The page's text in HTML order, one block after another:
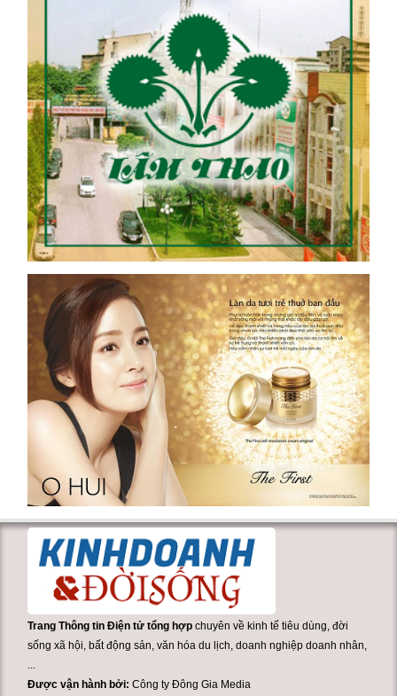
Trang Thông tin Điện tử tổng hợp chuyên về kinh tế tiêu dùng, đời
sống xã hội, bất động sản, văn hóa du lịch, doanh nghiệp doanh nhân,
Được vận hành bởi:Công ty Đông Gia Media